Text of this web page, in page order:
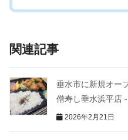
関連記事
垂水市に新規オー
僧寿し垂水浜平店 -
2026年2月21日